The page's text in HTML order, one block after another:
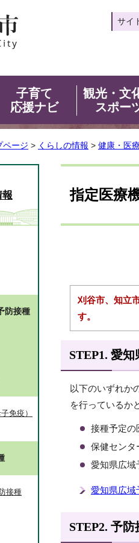
サイ
子育て
応援ナビ
観光・文
スポー
ページ > くらしの情報 > 健康・医療
指定医療
刈谷市、知立
す。
STEP1. 愛
以下のいずれか
を行っているか
接種予定の
保健センタ
愛知県広域
愛知県広域
STEP2. 予
報
防接種
免疫）
接種